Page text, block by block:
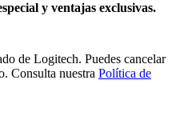
y ventajas exclusivas.
de Logitech. Puedes cancelar
Consulta nuestra Política de